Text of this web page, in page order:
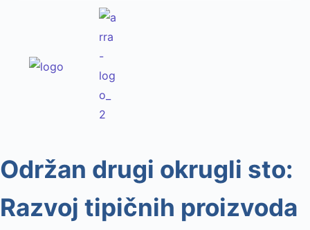
Održan drugi okrugli sto:
Razvoj tipičnih proizvoda